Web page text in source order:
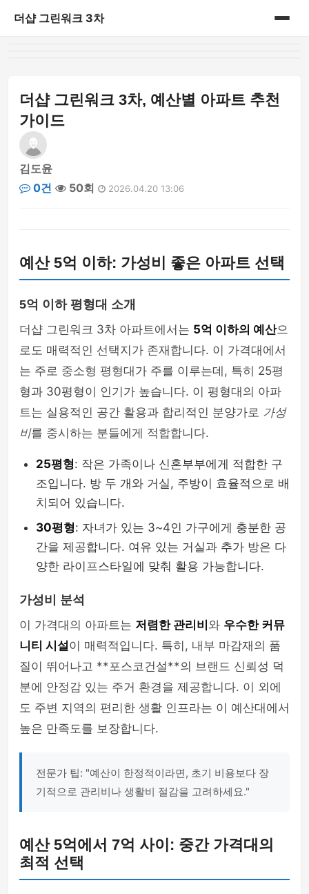
더샵 그린워크 3차
더샵 그린워크 3차, 예산별 아파트 추천
가이드
김도윤
0건
50회 2026.04.20 13:06
예산 5억 이하: 가성비 좋은 아파트 선택
5억 이하 평형대 소개
더샵 그린워크 3차 아파트에서는 5억 이하의 예산으
로도 매력적인 선택지가 존재합니다. 이 가격대에서
는 주로 중소형 평형대가 주를 이루는데, 특히 25평
형과 30평형이 인기가 높습니다. 이 평형대의 아파
트는 실용적인 공간 활용과 합리적인 분양가로 가성
비를 중시하는 분들에게 적합합니다.
25평형: 작은 가족이나 신혼부부에게 적합한 구
조입니다. 방 두 개와 거실, 주방이 효율적으로 배
치되어 있습니다.
30평형: 자녀가 있는 3~4인 가구에게 충분한 공
간을 제공합니다. 여유 있는 거실과 추가 방은 다
양한 라이프스타일에 맞춰 활용 가능합니다.
가성비 분석
이 가격대의 아파트는 저렴한 관리비 와 우수한 커뮤
니티 시설이 매력적입니다. 특히, 내부 마감재의 품
질이 뛰어나고 **포스코건설**의 브랜드 신뢰성 덕
분에 안정감 있는 주거 환경을 제공합니다. 이 외에
도 주변 지역의 편리한 생활 인프라는 이 예산대에서
높은 만족도를 보장합니다.
전문가 팁: "예산이 한정적이라면, 초기 비용보다 장
기적으로 관리비나 생활비 절감을 고려하세요."
예산 5억에서 7억 사이: 중간 가격대의
최적 선택